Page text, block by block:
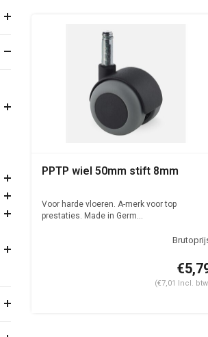
PPTP wiel 50mm stift 8mm
Voor harde vloeren. A-merk voor top
prestaties. Made in Germ...
(€7,01 Incl.